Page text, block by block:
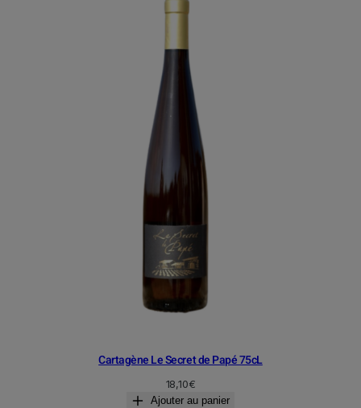
Cartagène Le Secret de Papé 75cL
18,10€
Ajouter au panier